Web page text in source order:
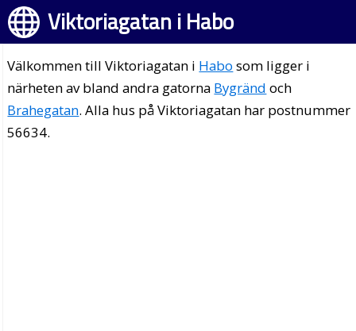
Viktoriagatan i Habo
Välkommen till Viktoriagatan i Habo som ligger i
närheten av bland andra gatorna Bygränd och
Brahegatan. Alla hus på Viktoriagatan har postnummer
56634.